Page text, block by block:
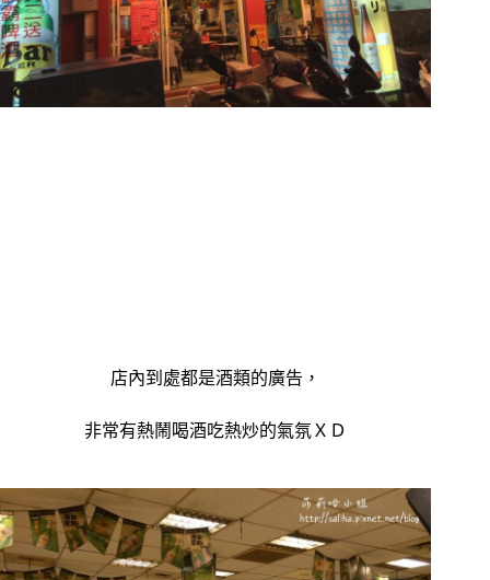
店內到處都是酒類的廣告，
非常有熱鬧喝酒吃熱炒的氣氛ＸＤ